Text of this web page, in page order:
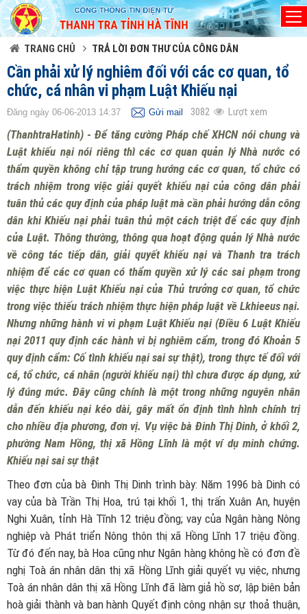
TRANG CHỦ TRẢ LỜI ĐƠN THƯ CỦA CÔNG DÂN
Cần phải xử lý nghiêm đối với các cơ quan, tổ
chức, cá nhân vi phạm Luật Khiếu nại
Đăng ngày 06-06-2013 14:37 Gửi mail 3082 Lượt xem
(ThanhtraHatinh) - Để tăng cường Pháp chế XHCN nói chung và
Luật khiếu nại nói riêng thì các cơ quan quản lý Nhà nước có
thẩm quyền không chỉ tập trung hướng các cơ quan, tổ chức có
trách nhiệm trong việc giải quyết khiếu nại của công dân phải
tuân thủ các quy định của pháp luật mà cần phải hướng dẫn công
dân khi Khiếu nại phải tuân thủ một cách triệt để các quy định
của Luật. Thông thường, thông qua hoạt động quản lý Nhà nước
về công tác tiếp dân, giải quyết khiếu nại và Thanh tra trách
nhiệm để các cơ quan có thẩm quyền xử lý các sai phạm trong
việc thực hiện Luật Khiếu nại của Thủ trưởng cơ quan, tổ chức
trong việc thiếu trách nhiệm thực hiện pháp luật về Lkhieeus nại.
Nhưng những hành vi vi phạm Luật Khiếu nại (Điều 6 Luật Khiếu
nại 2011 quy định các hành vi bị nghiêm cẩm, trong đó Khoản 5
quy định cẩm: Cố tình khiếu nại sai sự thật), trong thực tế đối với
cá, tổ chức, cá nhân (người khiếu nại) thì chưa được áp dụng, xử
lý đúng mức. Đây cũng chính là một trong những nguyên nhân
dẫn đến khiếu nại kéo dài, gây mất ổn định tình hình chính trị
cho nhiều địa phương, đơn vị. Vụ việc bà Đinh Thị Dinh, ở khối 2,
phường Nam Hồng, thị xã Hồng Lĩnh là một ví dụ minh chứng.
Khiếu nại sai sự thật
Theo đơn của bà Đinh Thị Dinh trình bày: Năm 1996 bà Dinh có
vay của bà Trần Thị Hoa, trú tại khối 1, thị trấn Xuân An, huyện
Nghi Xuân, tỉnh Hà Tĩnh 12 triệu đồng; vay của Ngân hàng Nông
nghiệp và Phát triển Nông thôn thị xã Hồng Lĩnh 17 triệu đồng.
Từ đó đến nay, bà Hoa cũng như Ngân hàng không hề có đơn đề
nghị Toà án nhân dân thị xã Hồng Lĩnh giải quyết vụ việc, nhưng
Toà án nhân dân thị xã Hồng Lĩnh đã làm giả hồ sơ, lập biên bản
hoà giải thành và ban hành Quyết định công nhận sự thoả thuận,
Đã kết nối EMC